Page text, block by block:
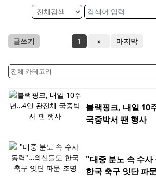
글쓰기 1 » 마지막
블랙핑크, 내일 10
국중박서 팬 행사
"대중 분노 속 수
한국 축구 잇단 파